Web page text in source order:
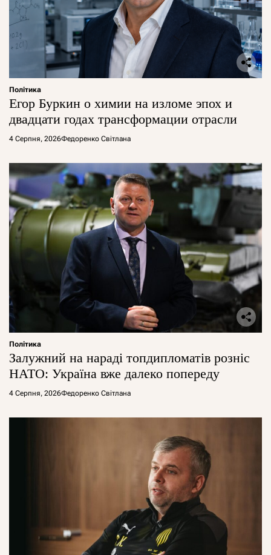
Політика
Егор Буркин о химии на изломе эпох и
двадцати годах трансформации отрасли
4 Серпня, 2026Федоренко Світлана
Політика
Залужний на нараді топдипломатів розніс
НАТО: Україна вже далеко попереду
4 Серпня, 2026Федоренко Світлана